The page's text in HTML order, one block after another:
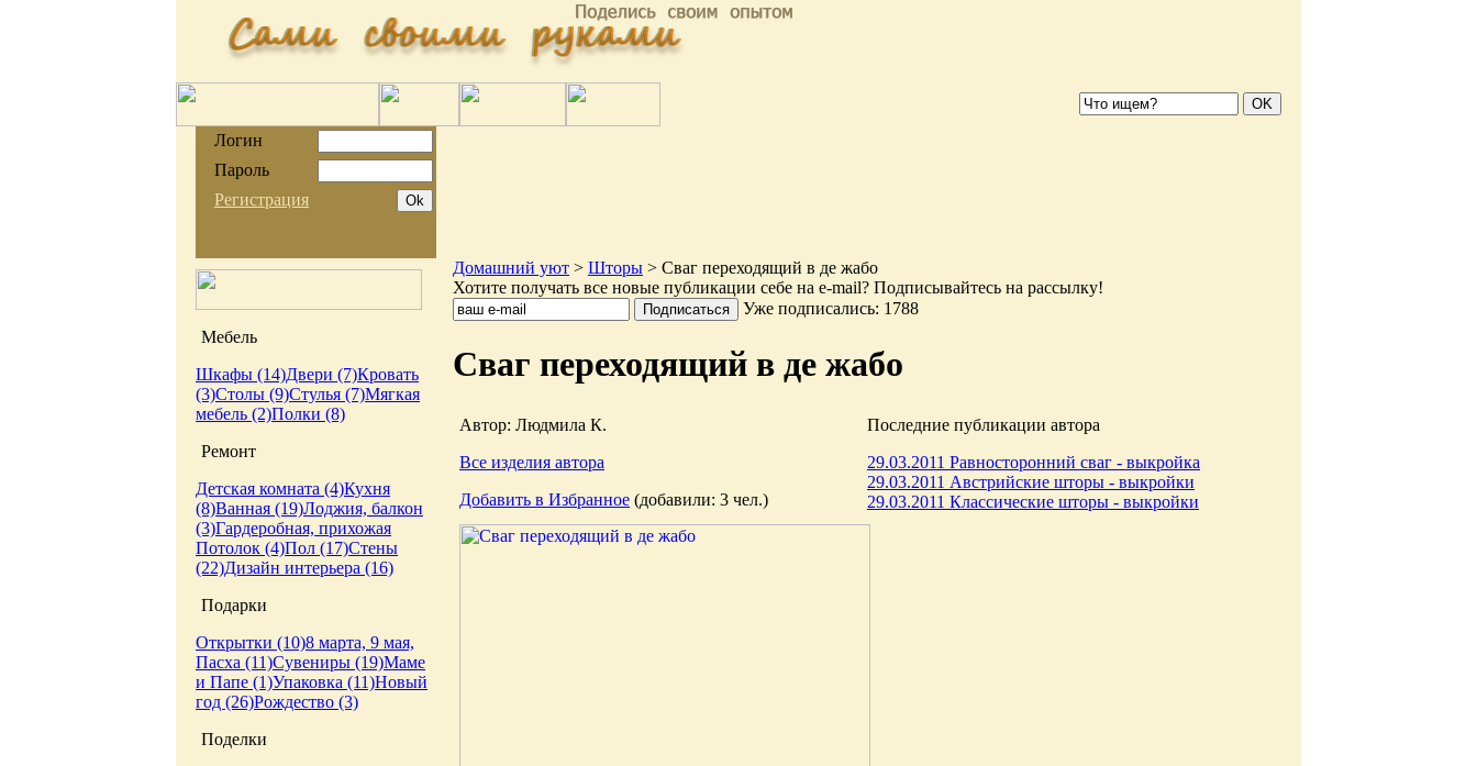
Логин
Пароль
Регистрация
Мебель
Шкафы (14)Двери (7)Кровать
(3)Столы (9)Стулья (7)Мягкая
мебель (2)Полки (8)
Ремонт
Детская комната (4)Кухня
(8)Ванная (19)Лоджия, балкон
(3)Гардеробная, прихожая
Потолок (4)Пол (17)Стены
(22)Дизайн интерьера (16)
Подарки
Открытки (10)8 марта, 9 мая,
Пасха (11)Сувениры (19)Маме
и Папе (1)Упаковка (11)Новый
год (26)Рождество (3)
Поделки
Домашний уют > Шторы > Сваг переходящий в де жабо
Хотите получать все новые публикации себе на e-mail? Подписывайтесь на рассылку!
Уже подписались: 1788
Сваг переходящий в де жабо
Автор: Людмила К.
Все изделия автора
Добавить в Избранное (добавили: 3 чел.)
Последние публикации автора
29.03.2011 Равносторонний сваг - выкройка
29.03.2011 Австрийские шторы - выкройки
29.03.2011 Классические шторы - выкройки